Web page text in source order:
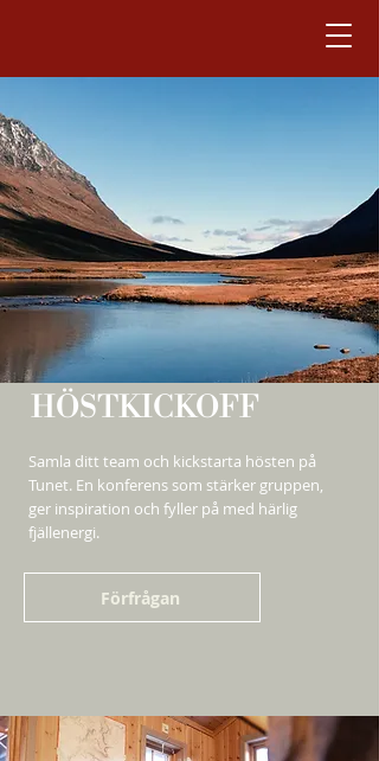
HÖSTKICKOFF
Samla ditt team och kickstarta hösten på
Tunet. En konferens som stärker gruppen,
ger inspiration och fyller på med härlig
fjällenergi.
Förfrågan